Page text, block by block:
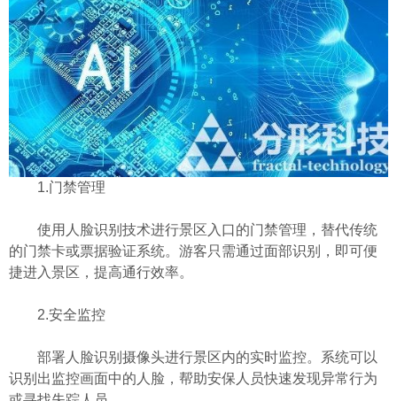
1.门禁管理
使用人脸识别技术进行景区入口的门禁管理，替代传统
的门禁卡或票据验证系统。游客只需通过面部识别，即可便
捷进入景区，提高通行效率。
2.安全监控
部署人脸识别摄像头进行景区内的实时监控。系统可以
识别出监控画面中的人脸，帮助安保人员快速发现异常行为